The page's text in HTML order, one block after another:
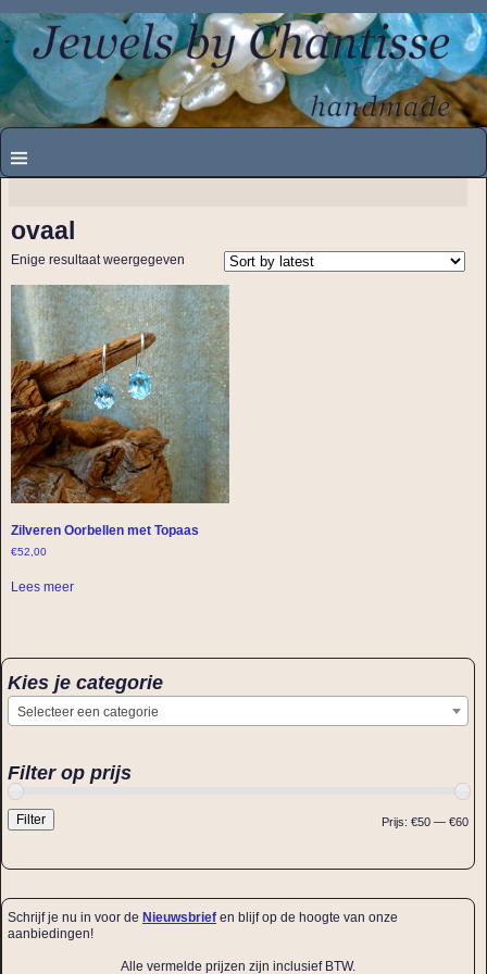
ovaal
Enige resultaat weergegeven
Zilveren Oorbellen met Topaas
€52,00
Lees meer
Kies je categorie
Selecteer een categorie
Filter op prijs
Filter Prijs: €50 — €60
Schrijf je nu in voor de Nieuwsbrief en blijf op de hoogte van onze
aanbiedingen!
Alle vermelde prijzen zijn inclusief BTW.